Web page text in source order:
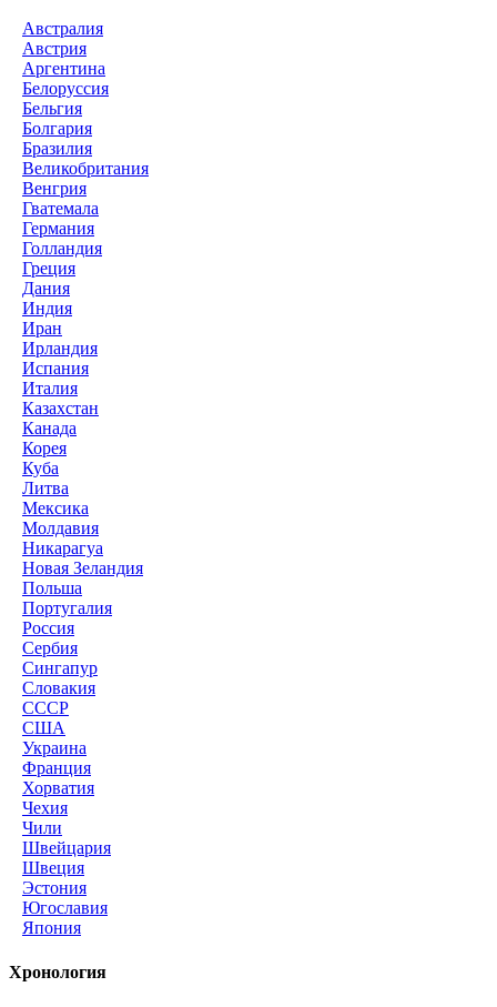
Австралия
Австрия
Аргентина
Белоруссия
Бельгия
Болгария
Бразилия
Великобритания
Венгрия
Гватемала
Германия
Голландия
Греция
Дания
Индия
Иран
Ирландия
Испания
Италия
Казахстан
Канада
Корея
Куба
Литва
Мексика
Молдавия
Никарагуа
Новая Зеландия
Польша
Португалия
Россия
Сербия
Сингапур
Словакия
СССР
США
Украина
Франция
Хорватия
Чехия
Чили
Швейцария
Швеция
Эстония
Югославия
Япония
Хронология